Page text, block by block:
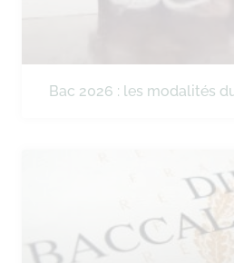
Bac 2026 : les modalités